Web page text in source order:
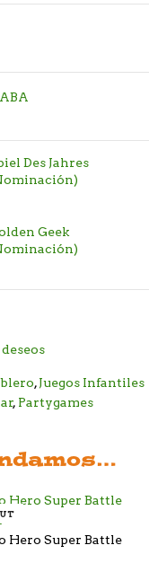
Des Jahres
Geek
,Juegos Infantiles
, Partygames